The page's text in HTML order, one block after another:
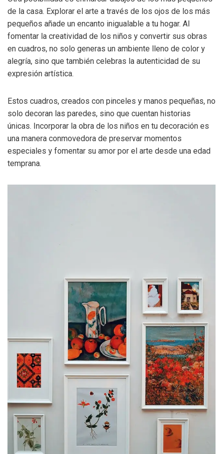
de la casa. Explorar el arte a través de los ojos de los más
pequeños añade un encanto inigualable a tu hogar. Al
fomentar la creatividad de los niños y convertir sus obras
en cuadros, no solo generas un ambiente lleno de color y
alegría, sino que también celebras la autenticidad de su
expresión artística.
Estos cuadros, creados con pinceles y manos pequeñas, no
solo decoran las paredes, sino que cuentan historias
únicas. Incorporar la obra de los niños en tu decoración es
una manera conmovedora de preservar momentos
especiales y fomentar su amor por el arte desde una edad
temprana.